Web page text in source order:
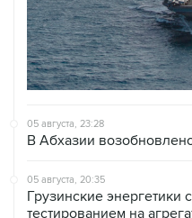
05 августа, 23:28
В Абхазии
05 августа, 20:35
Грузинские энергетики
тестированием на